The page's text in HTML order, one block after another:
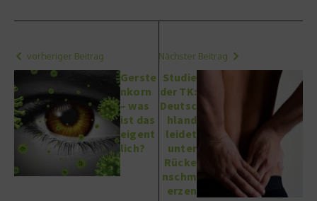
vorheriger Beitrag
Gerste
nkorn
– was
ist das
eigent
lich?
Nächster Beitrag
Studie
der TK:
Deutsc
hland
leidet
unter
Rücke
nschm
erzen